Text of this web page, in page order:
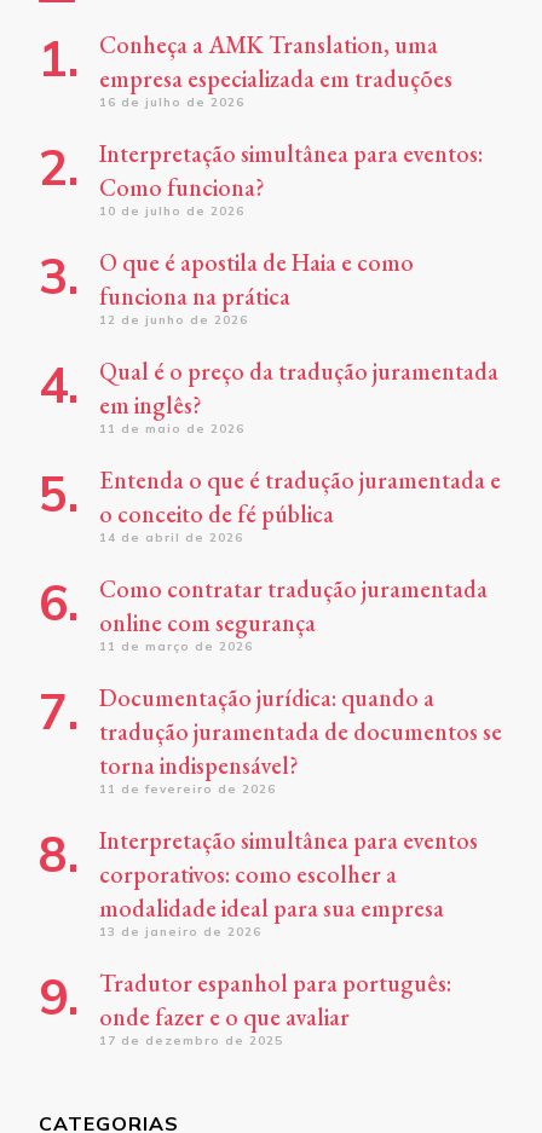
Conheça a AMK Translation, uma
empresa especializada em traduções
16 de julho de 2026
Interpretação simultânea para eventos:
Como funciona?
10 de julho de 2026
O que é apostila de Haia e como
funciona na prática
12 de junho de 2026
Qual é o preço da tradução juramentada
em inglês?
11 de maio de 2026
Entenda o que é tradução juramentada e
o conceito de fé pública
14 de abril de 2026
Como contratar tradução juramentada
online com segurança
11 de março de 2026
Documentação jurídica: quando a
tradução juramentada de documentos se
torna indispensável?
11 de fevereiro de 2026
Interpretação simultânea para eventos
corporativos: como escolher a
modalidade ideal para sua empresa
13 de janeiro de 2026
Tradutor espanhol para português:
onde fazer e o que avaliar
17 de dezembro de 2025
CATEGORIAS